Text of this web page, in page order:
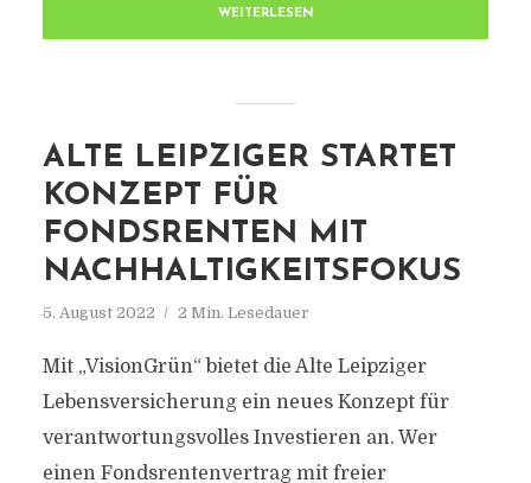
WEITERLESEN
ALTE LEIPZIGER STARTET
KONZEPT FÜR
FONDSRENTEN MIT
NACHHALTIGKEITSFOKUS
5. August 2022 2 Min. Lesedauer
Mit „VisionGrün“ bietet die Alte Leipziger
Lebensversicherung ein neues Konzept für
verantwortungsvolles Investieren an. Wer
einen Fondsrentenvertrag mit freier